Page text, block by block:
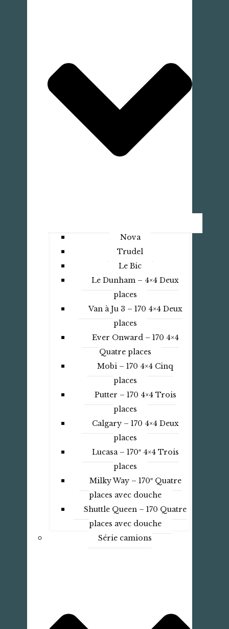
Nova
Trudel
Le Bic
Le Dunham – 4×4 Deux
places
Van à Ju 3 – 170 4×4 Deux
places
Ever Onward – 170 4×4
Quatre places
Mobi – 170 4×4 Cinq
places
Putter – 170 4×4 Trois
places
Calgary – 170 4×4 Deux
places
Lucasa – 170″ 4×4 Trois
places
Milky Way – 170″ Quatre
places avec douche
Shuttle Queen – 170 Quatre
places avec douche
Série camions